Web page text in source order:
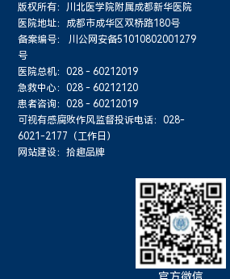
版权所有：川北医学院附属成都新华医院
医院地址：成都市成华区双桥路180号
备案编号： 川公网安备51010802001279
号
医院总机：028 - 60212019
急救中心：028 - 60212120
患者咨询：028 - 60212019
可视有感腐败作风监督投诉电话：028-
6021-2177（工作日）
网站建设：拾趣品牌